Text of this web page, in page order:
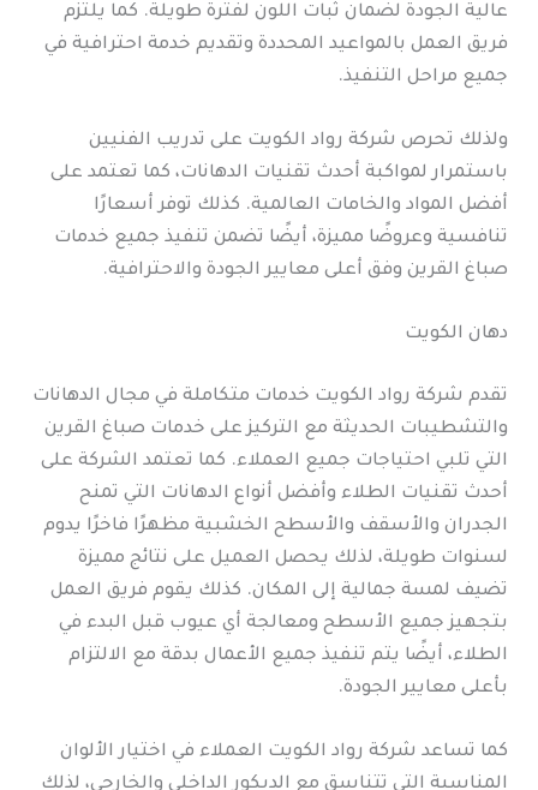
عالية الجودة لضمان ثبات اللون لفترة طويلة. كما يلتزم
فريق العمل بالمواعيد المحددة وتقديم خدمة احترافية في
جميع مراحل التنفيذ.
ولذلك تحرص شركة رواد الكويت على تدريب الفنيين
باستمرار لمواكبة أحدث تقنيات الدهانات، كما تعتمد على
أفضل المواد والخامات العالمية. كذلك توفر أسعارًا
تنافسية وعروضًا مميزة، أيضًا تضمن تنفيذ جميع خدمات
صباغ القرين وفق أعلى معايير الجودة والاحترافية.
دهان الكويت
تقدم شركة رواد الكويت خدمات متكاملة في مجال الدهانات
والتشطيبات الحديثة مع التركيز على خدمات صباغ القرين
التي تلبي احتياجات جميع العملاء. كما تعتمد الشركة على
أحدث تقنيات الطلاء وأفضل أنواع الدهانات التي تمنح
الجدران والأسقف والأسطح الخشبية مظهرًا فاخرًا يدوم
لسنوات طويلة، لذلك يحصل العميل على نتائج مميزة
تضيف لمسة جمالية إلى المكان. كذلك يقوم فريق العمل
بتجهيز جميع الأسطح ومعالجة أي عيوب قبل البدء في
الطلاء، أيضًا يتم تنفيذ جميع الأعمال بدقة مع الالتزام
بأعلى معايير الجودة.
كما تساعد شركة رواد الكويت العملاء في اختيار الألوان
المناسبة التي تتناسق مع الديكور الداخلي والخارجي، لذلك